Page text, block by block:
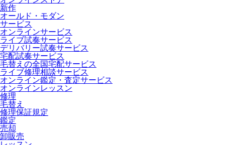
新作
オールド・モダン
サービス
オンラインサービス
ライブ試奏サービス
デリバリー試奏サービス
宅配試奏サービス
毛替えの全国宅配サービス
ライブ修理相談サービス
オンライン鑑定・査定サービス
オンラインレッスン
修理
毛替え
修理保証規定
鑑定
売却
卸販売